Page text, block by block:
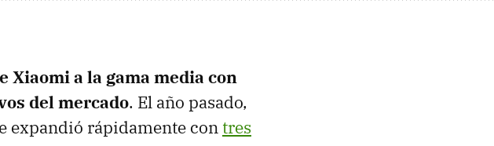
Xiaomi a la gama media con
del mercado. El año pasado,
expandió rápidamente contres